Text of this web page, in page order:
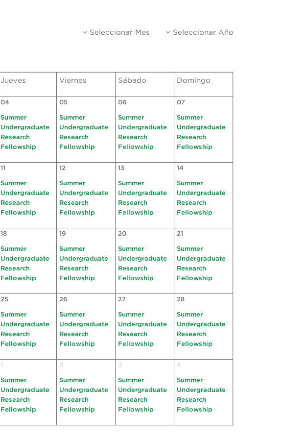
Seleccionar Mes Seleccionar Año
Jueves Viernes Sábado Domingo
04
Summer
Undergraduate
Research
Fellowship
05
Summer
Undergraduate
Research
Fellowship
06
Summer
Undergraduate
Research
Fellowship
07
Summer
Undergraduate
Research
Fellowship
11
Summer
Undergraduate
Research
Fellowship
12
Summer
Undergraduate
Research
Fellowship
13
Summer
Undergraduate
Research
Fellowship
14
Summer
Undergraduate
Research
Fellowship
18
Summer
Undergraduate
Research
Fellowship
19
Summer
Undergraduate
Research
Fellowship
20
Summer
Undergraduate
Research
Fellowship
21
Summer
Undergraduate
Research
Fellowship
25
Summer
Undergraduate
Research
Fellowship
26
Summer
Undergraduate
Research
Fellowship
27
Summer
Undergraduate
Research
Fellowship
28
Summer
Undergraduate
Research
Fellowship
1
Summer
Undergraduate
Research
Fellowship
2
Summer
Undergraduate
Research
Fellowship
3
Summer
Undergraduate
Research
Fellowship
4
Summer
Undergraduate
Research
Fellowship